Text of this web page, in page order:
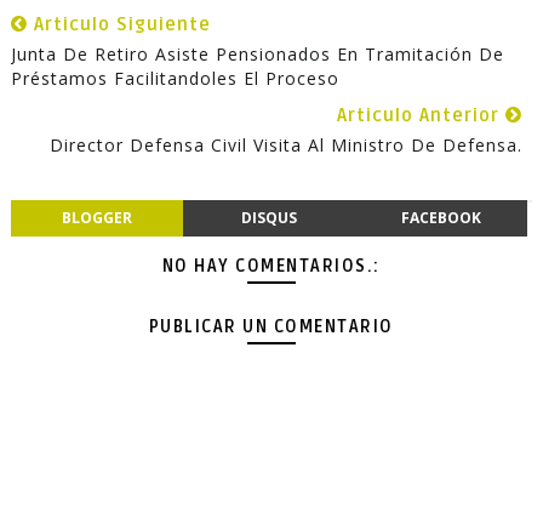
Articulo Siguiente
Junta De Retiro Asiste Pensionados En Tramitación De
Préstamos Facilitandoles El Proceso
Articulo Anterior
Director Defensa Civil Visita Al Ministro De Defensa.
BLOGGER DISQUS FACEBOOK
NO HAY COMENTARIOS.:
PUBLICAR UN COMENTARIO